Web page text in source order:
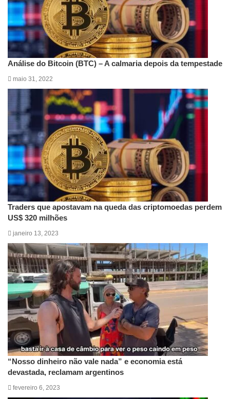
Análise do Bitcoin (BTC) – A calmaria depois da tempestade
maio 31, 2022
Traders que apostavam na queda das criptomoedas perdem
US$ 320 milhões
janeiro 13, 2023
“Nosso dinheiro não vale nada” e economia está
devastada, reclamam argentinos
fevereiro 6, 2023